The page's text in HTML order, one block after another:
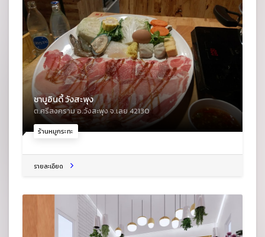
ร้านหมูกระทะ
ชาบูอินดี้ วังสะพุง
ต.ศรีสงคราม อ.วังสะพุง จ.เลย 42130
รายละเอียด